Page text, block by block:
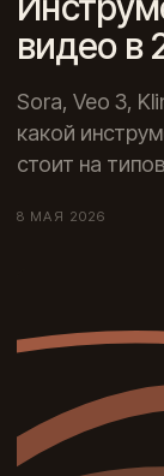
видео в
Sora, Veo 3,
какой
стоит на
8 МАЯ 2026